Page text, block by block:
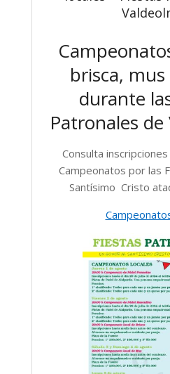
brisca,
durante
Patronales
Consulta
Campeonatos por las
Santísimo Cristo